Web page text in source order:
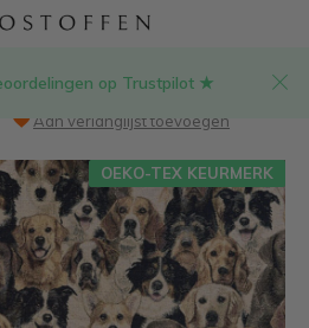
op Trustpilot ★
Aan verlanglijst toevoegen
OEKO-TEX KEURMERK